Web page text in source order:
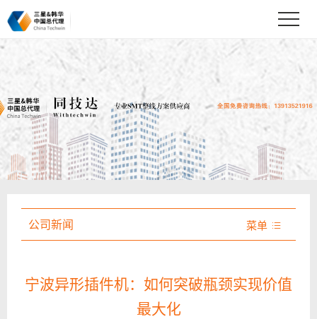
公司新闻 菜单 
宁波异形插件机：如何突破瓶颈实现价值
最大化